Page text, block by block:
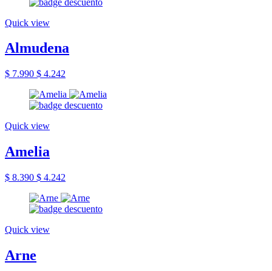
Quick view
Almudena
$ 7.990 $ 4.242
Quick view
Amelia
$ 8.390 $ 4.242
Quick view
Arne